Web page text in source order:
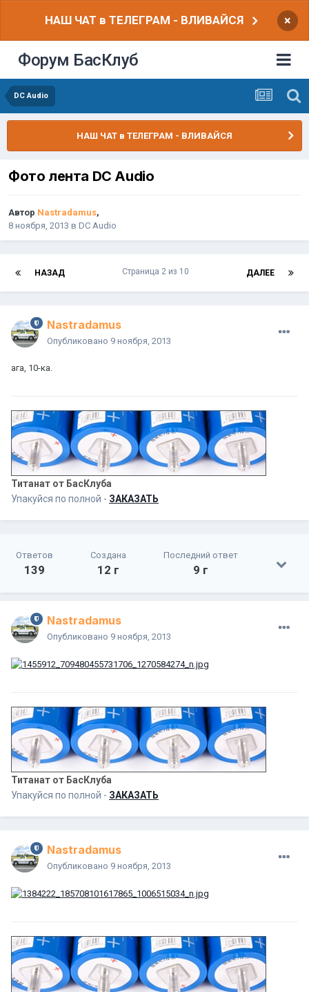
НАШ ЧАТ в ТЕЛЕГРАМ - ВЛИВАЙСЯ ×
Форум БасКлуб
DC Audio
НАШ ЧАТ в ТЕЛЕГРАМ - ВЛИВАЙСЯ
Фото лента DC Audio
Автор Nastradamus,
8 ноября, 2013 в DC Audio
НАЗАД ДАЛЕЕ
Страница 2 из 10
Nastradamus
Опубликовано 9 ноября, 2013
ага, 10-ка.
Титанат от БасКлуба
Упакуйся по полной - ЗАКАЗАТЬ
Ответов
139
Создана
12 г
Последний ответ
9 г
Nastradamus
Опубликовано 9 ноября, 2013
Титанат от БасКлуба
Упакуйся по полной - ЗАКАЗАТЬ
Nastradamus
Опубликовано 9 ноября, 2013